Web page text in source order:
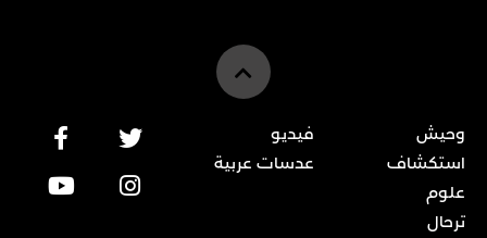
وحيش
استكشاف
علوم
ترحال
فيديو
عدسات عربية